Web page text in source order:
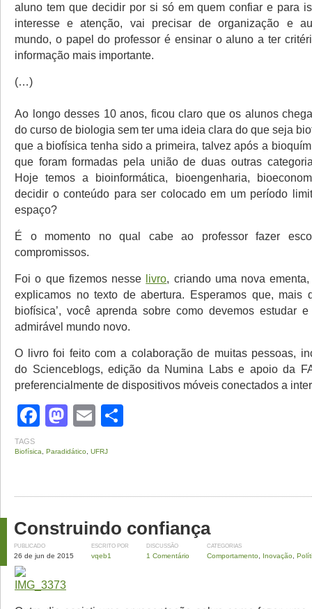
aluno tem que decidir por si só em quem confiar e para
interesse e atenção, vai precisar de organização e
mundo, o papel do professor é ensinar o aluno a ter
informação mais importante.
(…)
Ao longo desses 10 anos, ficou claro que os alunos
do curso de biologia sem ter uma ideia clara do que seja
que a biofísica tenha sido a primeira, talvez após a
que foram formadas pela união de duas outras
Hoje temos a bioinformática, bioengenharia,
decidir o conteúdo para ser colocado em um período
espaço?
É o momento no qual cabe ao professor fazer
compromissos.
Foi o que fizemos nesse livro, criando uma nova
explicamos no texto de abertura. Esperamos que, mais
biofísica’, você aprenda sobre como devemos estudar
admirável mundo novo.
O livro foi feito com a colaboração de muitas pessoas,
do Scienceblogs, edição da Numina Labs e apoio da
preferencialmente de dispositivos móveis conectados a
Facebook
Mastodon
Email
TAGS
Biofísica Paradidático UFRJ
Construindo confiança
PUBLICADO
26 de jun de 2015
ESCRITO POR
vqeb1
DISCUSSÃO
1 Comentário
CATEGORIAS
Comportamento Inovação